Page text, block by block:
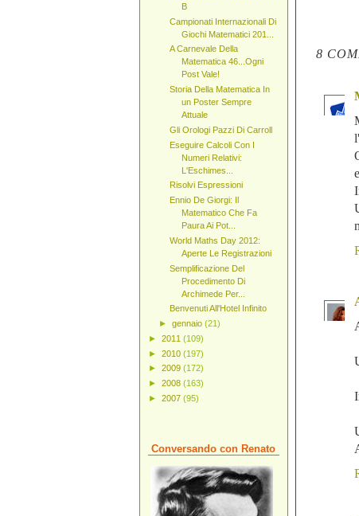
8
B
Campionati Internazionali Di
Giochi Matematici 201...
A Carnevale Della
Matematica 46...Ogni
Post Vale!
Storia Della Matematica In
un Poster Sempre
Attuale
Gli Orologi Pazzi Di Carroll
Eseguire Calcoli Con I
Numeri Relativi:
L'Eschimes...
Risolvi Espressioni
Ennio De Giorgi: Il
Matematico Che Fa
Paura Ai Pot...
World Maths Day 2012:
Aperte Le Registrazioni
Semplificazione Del
Procedimento Di
Archimede Per...
Benvenuti All'Hotel Infinito
► gennaio (21)
► 2011 (109)
► 2010 (197)
► 2009 (172)
► 2008 (163)
► 2007 (95)
Conversando con Renato